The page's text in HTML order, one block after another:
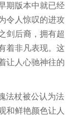
期版本中就已经
令人惊叹的进攻
剑后裔，拥有超
着非凡表现。这
让人心驰神往的
法杖被公认为法
和鲜艳颜色让人